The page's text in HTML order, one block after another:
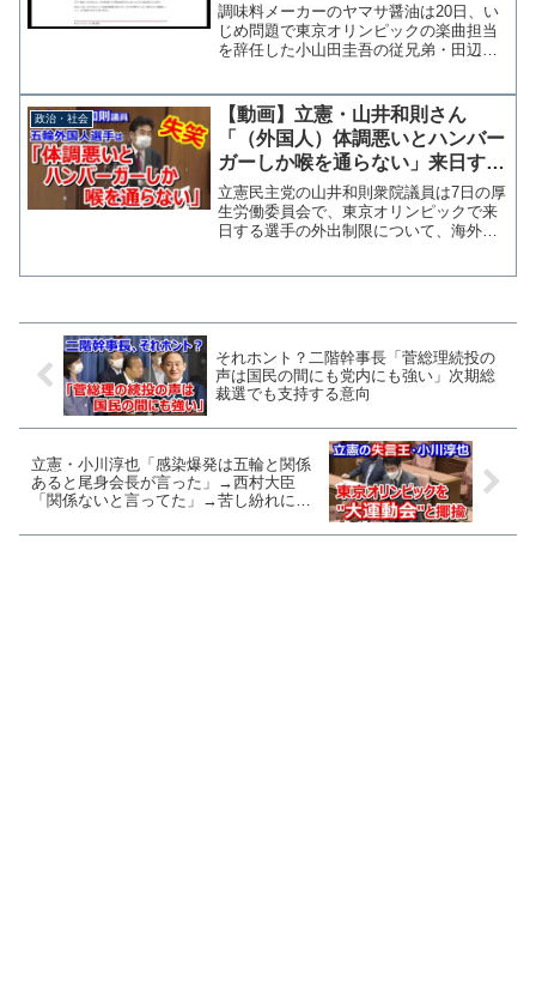
調味料メーカーのヤマサ醤油は20日、い
じめ問題で東京オリンピックの楽曲担当
を辞任した小山田圭吾の従兄弟・田辺晋
を受けて従兄弟の田辺晋太郎氏がツイッ
ターで「はーい、正義を...
政治・社会
【動画】立憲・山井和則さん
「（外国人）体調悪いとハンバー
ガーしか喉を通らない」来日する
五輪選手の外出制限に自論→委員
長は爆笑
立憲民主党の山井和則衆院議員は7日の厚
生労働委員会で、東京オリンピックで来
日する選手の外出制限について、海外選
それホント？二階幹事長「菅総理続投の
声は国民の間にも党内にも強い」次期総
裁選でも支持する意向
立憲・小川淳也「感染爆発は五輪と関係
あると尾身会長が言った」→西村大臣
「関係ないと言ってた」→苦し紛れに小